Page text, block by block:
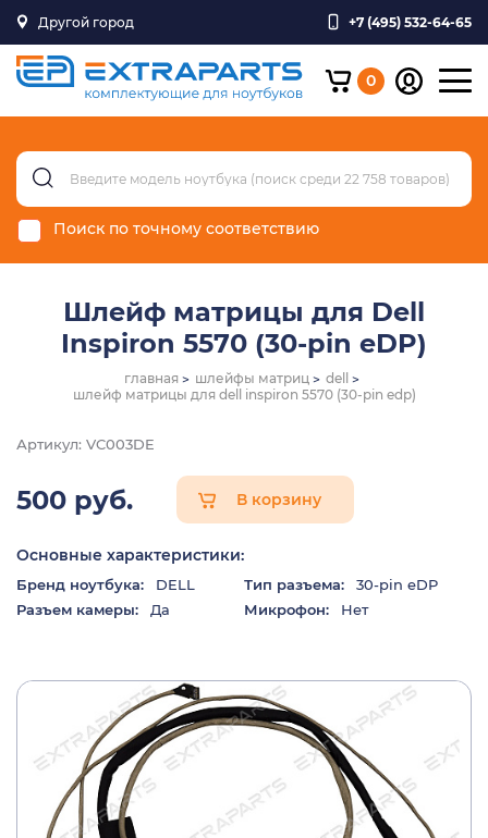
Другой город +7 (495) 532-64-65
0
Поиск по точному соответствию
Шлейф матрицы для Dell
Inspiron 5570 (30-pin eDP)
главная шлейфы матриц
dell
шлейф матрицы для dell inspiron 5570 (30-pin edp)
Артикул: VC003DE
500 руб. В корзину
Основные характеристики:
Бренд ноутбука: DELL Тип разъема:
30-pin eDP
Разъем камеры:
Да Микрофон: Нет